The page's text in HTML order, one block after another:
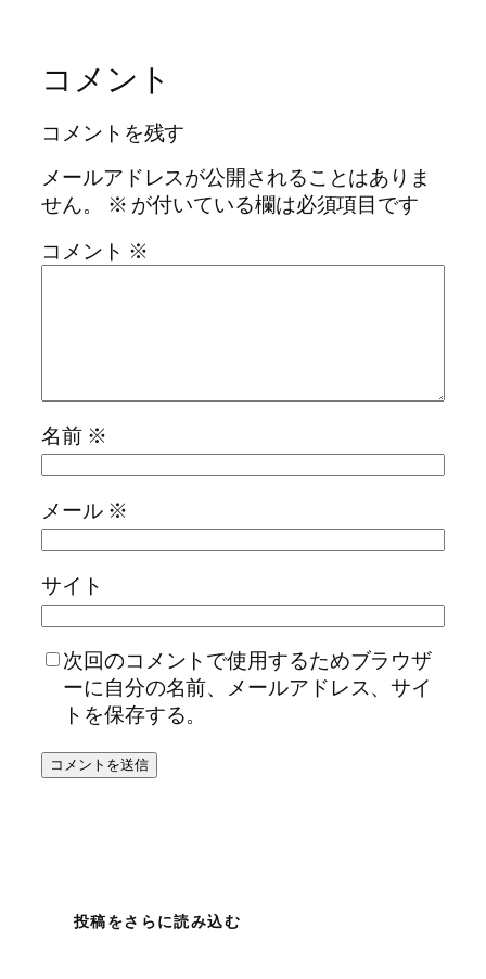
コメント
コメントを残す
メールアドレスが公開されることはありま
せん。
※ が付いている欄は必須項目です
コメント ※
名前 ※
メール ※
サイト
次回のコメントで使用するためブラウザ
ーに自分の名前、メールアドレス、サイ
トを保存する。
投稿をさらに読み込む